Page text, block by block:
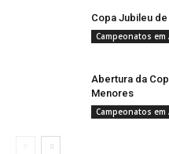
Copa Jubileu
Campeonatos
Abertura da
Menores
Campeonatos